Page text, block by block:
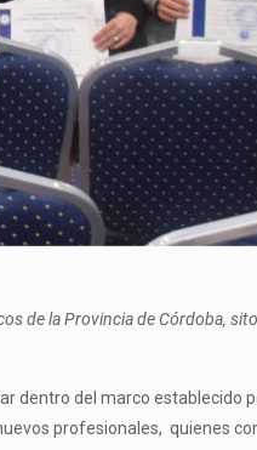
de la Provincia de Córdoba,
dentro del marco establecido
profesionales, quienes